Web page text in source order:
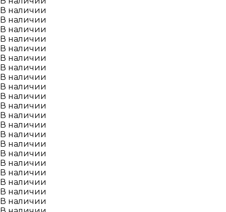
В наличии
В наличии
В наличии
В наличии
В наличии
В наличии
В наличии
В наличии
В наличии
В наличии
В наличии
В наличии
В наличии
В наличии
В наличии
В наличии
В наличии
В наличии
В наличии
В наличии
В наличии